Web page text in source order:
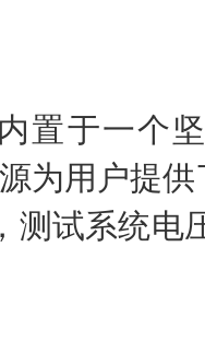
内置于一个
为用户提
测试系统电